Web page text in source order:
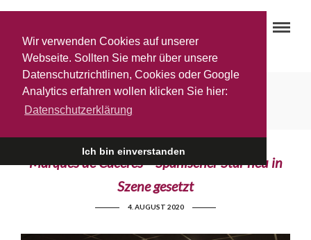
Wir verwenden Cookies auf unserer
Webseite. Sollten Sie mehr über unsere
Datenschutzrichtlinen, Cookies oder Google
Analytics erfahren wollen klicken Sie hier:
Datenschutzerklärung
Ich bin einverstanden
Tempranillo
Marqués de Cáceres – Spanischer Star neu in
Szene gesetzt
4. AUGUST 2020